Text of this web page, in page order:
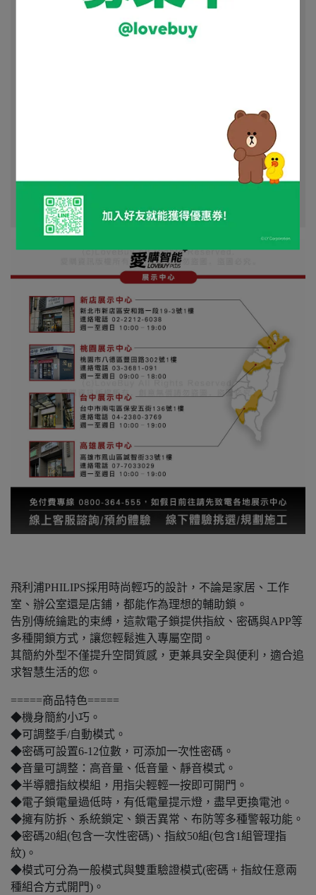
飛利浦PHILIPS採用時尚輕巧的設計，不論是家居、工作
室、辦公室還是店鋪，都能作為理想的輔助鎖。
告別傳統鑰匙的束縛，這款電子鎖提供指紋、密碼與APP等
多種開鎖方式，讓您輕鬆進入專屬空間。
其簡約外型不僅提升空間質感，更兼具安全與便利，適合追
求智慧生活的您。
=====商品特色=====
◆機身簡約小巧。
◆可調整手/自動模式。
◆密碼可設置6-12位數，可添加一次性密碼。
◆音量可調整：高音量、低音量、靜音模式。
◆半導體指紋模組，用指尖輕輕一按即可開門。
◆電子鎖電量過低時，有低電量提示燈，盡早更換電池。
◆擁有防拆、系統鎖定、鎖舌異常、布防等多種警報功能。
◆密碼20組(包含一次性密碼)、指紋50組(包含1組管理指
紋)。
◆模式可分為一般模式與雙重驗證模式(密碼 + 指紋任意兩
種組合方式開門)。